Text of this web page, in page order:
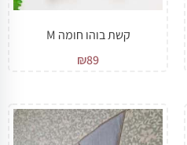
קשת בוהו חומה M
₪89